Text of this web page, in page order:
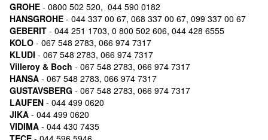
GROHE - 0800 502 520, 044 590 0182
HANSGROHE - 044 337 00 67, 068 337 00 67, 099 337 00 67
GEBERIT - 044 251 1703, 0 800 502 606, 044 428 6555
KOLO - 067 548 2783, 066 974 7317
KLUDI - 067 548 2783, 066 974 7317
Villeroy & Boch - 067 548 2783, 066 974 7317
HANSA - 067 548 2783, 066 974 7317
GUSTAVSBERG - 067 548 2783, 066 974 7317
LAUFEN - 044 499 0620
JIKA - 044 499 0620
VIDIMA - 044 430 7435